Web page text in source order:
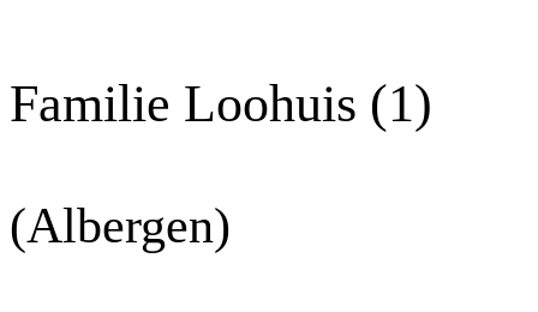
Familie Loohuis (1)
(Albergen)